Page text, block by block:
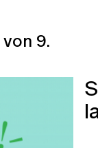
von 9.